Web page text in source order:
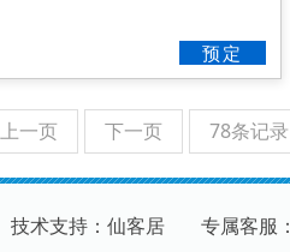
预定
上一页 下一页 78条记录
技术支持：仙客居 专属客服 ：